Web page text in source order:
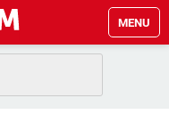
MENU